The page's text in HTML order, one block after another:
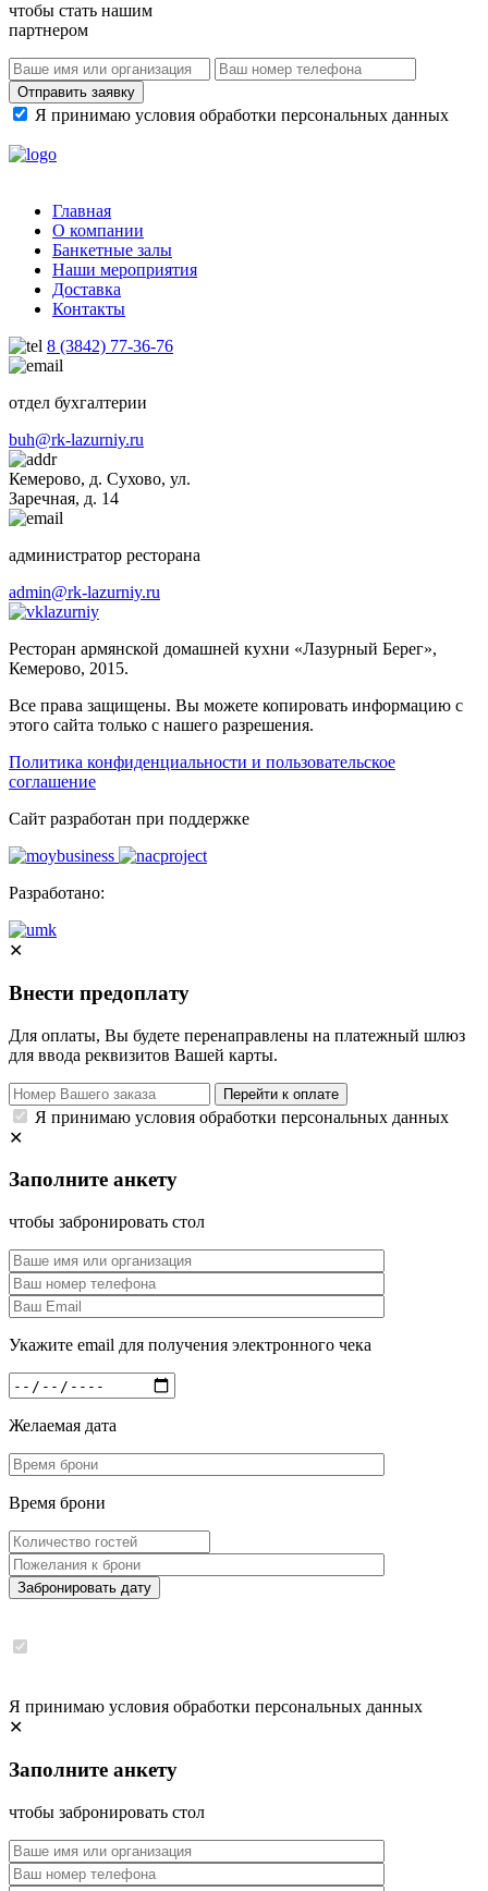
чтобы стать нашим
партнером
Отправить заявку
Я принимаю условия обработки персональных данных
Главная
О компании
Банкетные залы
Наши мероприятия
Доставка
Контакты
8 (3842) 77-36-76
отдел бухгалтерии
buh@rk-lazurniy.ru
Кемерово, д. Сухово, ул.
Заречная, д. 14
администратор ресторана
admin@rk-lazurniy.ru
lazurniy
Ресторан армянской домашней кухни «Лазурный Берег»,
Кемерово, 2015.
Все права защищены. Вы можете копировать информацию с
этого сайта только с нашего разрешения.
Политика конфиденциальности и пользовательское
соглашение
Cайт разработан при поддержке
Разработано:
✕
Внести предоплату
Для оплаты, Вы будете перенаправлены на платежный шлюз
для ввода реквизитов Вашей карты.
Перейти к оплате
Я принимаю условия обработки персональных данных
✕
Заполните анкету
чтобы забронировать стол
Укажите email для получения электронного чека
Желаемая дата
Время брони
Забронировать дату
Я принимаю условия обработки персональных данных
✕
Заполните анкету
чтобы забронировать стол